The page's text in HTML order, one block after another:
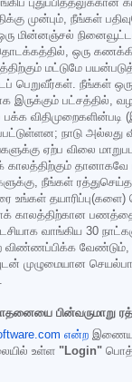
முன்பும், நீங்கள்
மின்னஞ்சல்
ஒரு
மட்டுமே
பெறுவீர்கள். நீங்கள்
இருக்கும் பட்சத்தில்,
பக்க
நாடு அல்லது
ஏற்ப விலை
தானாகவே
நீங்கள்
உங்கள்
காலத்திற்கான
வாங்கிய 30
விண்ணப்பிக்க
முழுமையான
பின்வருமாறு
என்ற
உள்ள "Login"